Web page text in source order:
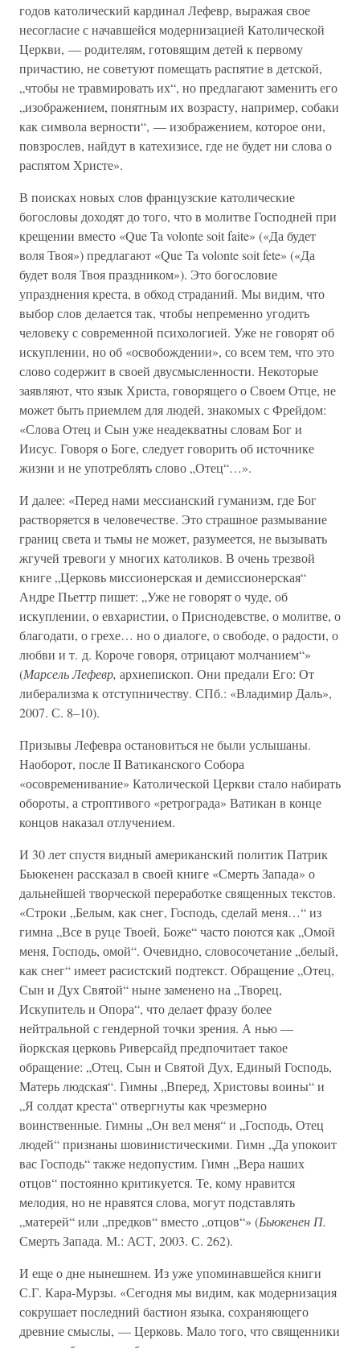
годов католический кардинал Лефевр, выражая свое
несогласие с начавшейся модернизацией Католической
Церкви, — родителям, готовящим детей к первому
причастию, не советуют помещать распятие в детской,
„чтобы не травмировать их“, но предлагают заменить его
„изображением, понятным их возрасту, например, собаки
как символа верности“, — изображением, которое они,
повзрослев, найдут в катехизисе, где не будет ни слова о
распятом Христе».
В поисках новых слов французские католические
богословы доходят до того, что в молитве Господней при
крещении вместо «Que Ta volonte soit faite» («Да будет
воля Твоя») предлагают «Que Ta volonte soit fete» («Да
будет воля Твоя праздником»). Это богословие
упразднения креста, в обход страданий. Мы видим, что
выбор слов делается так, чтобы непременно угодить
человеку с современной психологией. Уже не говорят об
искуплении, но об «освобождении», со всем тем, что это
слово содержит в своей двусмысленности. Некоторые
заявляют, что язык Христа, говорящего о Своем Отце, не
может быть приемлем для людей, знакомых с Фрейдом:
«Слова Отец и Сын уже неадекватны словам Бог и
Иисус. Говоря о Боге, следует говорить об источнике
жизни и не употреблять слово „Отец“…».
И далее: «Перед нами мессианский гуманизм, где Бог
растворяется в человечестве. Это страшное размывание
границ света и тьмы не может, разумеется, не вызывать
жгучей тревоги у многих католиков. В очень трезвой
книге „Церковь миссионерская и демиссионерская“
Андре Пьеттр пишет: „Уже не говорят о чуде, об
искуплении, о евхаристии, о Приснодевстве, о молитве, о
благодати, о грехе… но о диалоге, о свободе, о радости, о
любви и т. д. Короче говоря, отрицают молчанием“»
(Марсель Лефевр, архиепископ. Они предали Его: От
либерализма к отступничеству. СПб.: «Владимир Даль»,
2007. С. 8–10).
Призывы Лефевра остановиться не были услышаны.
Наоборот, после II Ватиканского Собора
«осовременивание» Католической Церкви стало набирать
обороты, а строптивого «ретрограда» Ватикан в конце
концов наказал отлучением.
И 30 лет спустя видный американский политик Патрик
Бьюкенен рассказал в своей книге «Смерть Запада» о
дальнейшей творческой переработке священных текстов.
«Строки „Белым, как снег, Господь, сделай меня…“ из
гимна „Все в руце Твоей, Боже“ часто поются как „Омой
меня, Господь, омой“. Очевидно, словосочетание „белый,
как снег“ имеет расистский подтекст. Обращение „Отец,
Сын и Дух Святой“ ныне заменено на „Творец,
Искупитель и Опора“, что делает фразу более
нейтральной с гендерной точки зрения. А нью —
йоркская церковь Риверсайд предпочитает такое
обращение: „Отец, Сын и Святой Дух, Единый Господь,
Матерь людская“. Гимны „Вперед, Христовы воины“ и
„Я солдат креста“ отвергнуты как чрезмерно
воинственные. Гимны „Он вел меня“ и „Господь, Отец
людей“ признаны шовинистическими. Гимн „Да упокоит
вас Господь“ также недопустим. Гимн „Вера наших
отцов“ постоянно критикуется. Те, кому нравится
мелодия, но не нравятся слова, могут подставлять
„матерей“ или „предков“ вместо „отцов“» (Бьюкенен П.
Смерть Запада. М.: АСТ, 2003. С. 262).
И еще о дне нынешнем. Из уже упоминавшейся книги
С.Г. Кара-Мурзы. «Сегодня мы видим, как модернизация
сокрушает последний бастион языка, сохраняющего
древние смыслы, — Церковь. Мало того, что священники